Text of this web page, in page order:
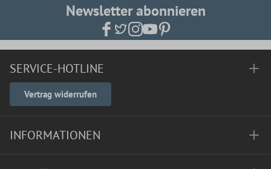
Newsletter abonnieren
SERVICE-HOTLINE
Vertrag widerrufen
INFORMATIONEN